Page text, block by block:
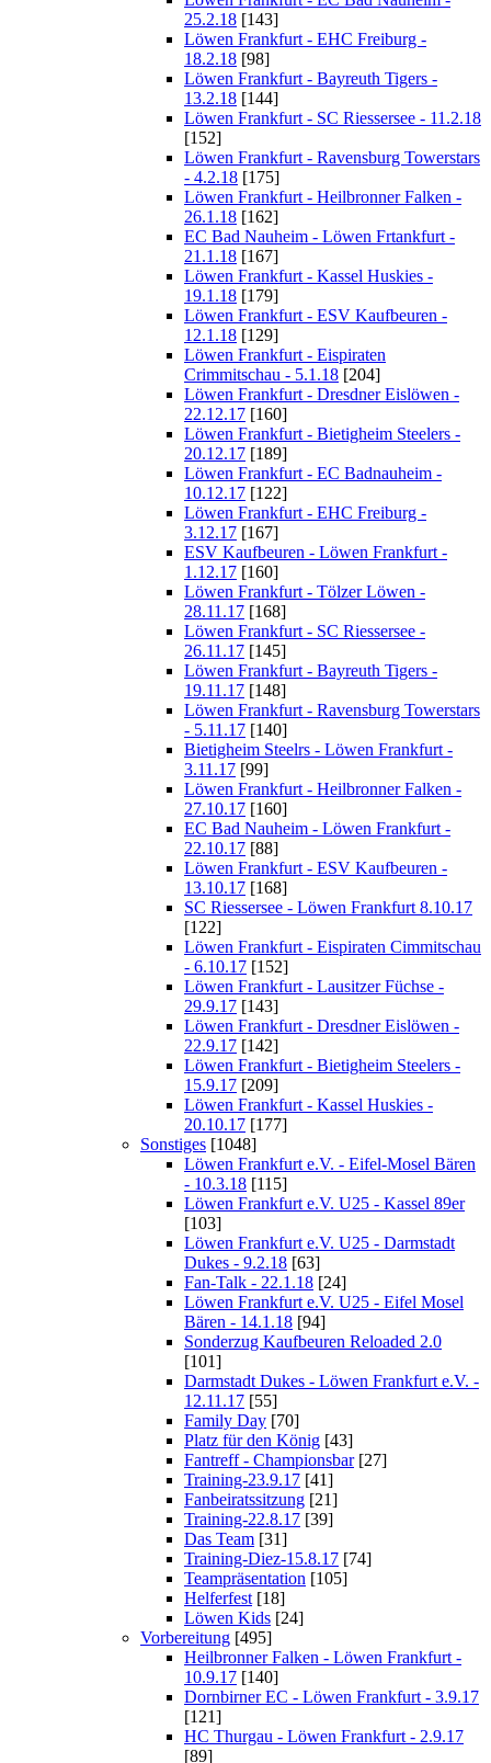
25.2.18 [143]
Löwen Frankfurt - EHC Freiburg -
18.2.18 [98]
Löwen Frankfurt - Bayreuth Tigers -
13.2.18 [144]
Löwen Frankfurt - SC Riessersee - 11.2.18
[152]
Löwen Frankfurt - Ravensburg Towerstars
- 4.2.18 [175]
Löwen Frankfurt - Heilbronner Falken -
26.1.18 [162]
EC Bad Nauheim - Löwen Frtankfurt -
21.1.18 [167]
Löwen Frankfurt - Kassel Huskies -
19.1.18 [179]
Löwen Frankfurt - ESV Kaufbeuren -
12.1.18 [129]
Löwen Frankfurt - Eispiraten
Crimmitschau - 5.1.18 [204]
Löwen Frankfurt - Dresdner Eislöwen -
22.12.17 [160]
Löwen Frankfurt - Bietigheim Steelers -
20.12.17 [189]
Löwen Frankfurt - EC Badnauheim -
10.12.17 [122]
Löwen Frankfurt - EHC Freiburg -
3.12.17 [167]
ESV Kaufbeuren - Löwen Frankfurt -
1.12.17 [160]
Löwen Frankfurt - Tölzer Löwen -
28.11.17 [168]
Löwen Frankfurt - SC Riessersee -
26.11.17 [145]
Löwen Frankfurt - Bayreuth Tigers -
19.11.17 [148]
Löwen Frankfurt - Ravensburg Towerstars
- 5.11.17 [140]
Bietigheim Steelrs - Löwen Frankfurt -
3.11.17 [99]
Löwen Frankfurt - Heilbronner Falken -
27.10.17 [160]
EC Bad Nauheim - Löwen Frankfurt -
22.10.17 [88]
Löwen Frankfurt - ESV Kaufbeuren -
13.10.17 [168]
SC Riessersee - Löwen Frankfurt 8.10.17
[122]
Löwen Frankfurt - Eispiraten Cimmitschau
- 6.10.17 [152]
Löwen Frankfurt - Lausitzer Füchse -
29.9.17 [143]
Löwen Frankfurt - Dresdner Eislöwen -
22.9.17 [142]
Löwen Frankfurt - Bietigheim Steelers -
15.9.17 [209]
Löwen Frankfurt - Kassel Huskies -
20.10.17 [177]
Sonstiges [1048]
Löwen Frankfurt e.V. - Eifel-Mosel Bären
- 10.3.18 [115]
Löwen Frankfurt e.V. U25 - Kassel 89er
[103]
Löwen Frankfurt e.V. U25 - Darmstadt
Dukes - 9.2.18 [63]
Fan-Talk - 22.1.18 [24]
Löwen Frankfurt e.V. U25 - Eifel Mosel
Bären - 14.1.18 [94]
Sonderzug Kaufbeuren Reloaded 2.0
[101]
Darmstadt Dukes - Löwen Frankfurt e.V. -
12.11.17 [55]
Family Day [70]
Platz für den König [43]
Fantreff - Championsbar[27]
Training-23.9.17 [41]
Fanbeiratssitzung [21]
Training-22.8.17 [39]
Das Team [31]
Training-Diez-15.8.17 [74]
Teampräsentation [105]
Helferfest [18]
Löwen Kids [24]
Vorbereitung [495]
Heilbronner Falken - Löwen Frankfurt -
10.9.17 [140]
Dornbirner EC - Löwen Frankfurt - 3.9.17
[121]
HC Thurgau - Löwen Frankfurt - 2.9.17
[89]